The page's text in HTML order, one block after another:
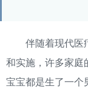
伴随着现代医疗
和实施，许多家庭
宝宝都是生了一个